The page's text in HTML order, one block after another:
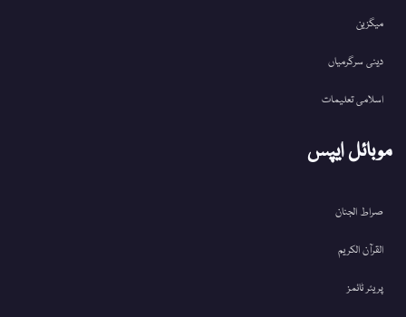
میگزین
دینی سرگرمیاں
اسلامی تعلیمات
موبائل ایپس
صراط الجنان
القرآن الکریم
پریئر ٹائمز